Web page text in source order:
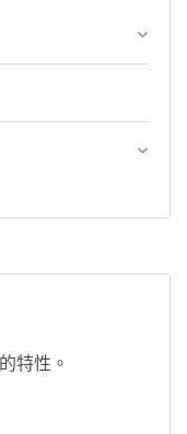
特性。